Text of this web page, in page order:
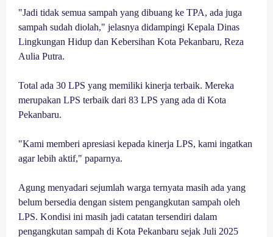
"Jadi tidak semua sampah yang dibuang ke TPA, ada juga
sampah sudah diolah," jelasnya didampingi Kepala Dinas
Lingkungan Hidup dan Kebersihan Kota Pekanbaru, Reza
Aulia Putra.
Total ada 30 LPS yang memiliki kinerja terbaik. Mereka
merupakan LPS terbaik dari 83 LPS yang ada di Kota
Pekanbaru.
"Kami memberi apresiasi kepada kinerja LPS, kami ingatkan
agar lebih aktif," paparnya.
Agung menyadari sejumlah warga ternyata masih ada yang
belum bersedia dengan sistem pengangkutan sampah oleh
LPS. Kondisi ini masih jadi catatan tersendiri dalam
pengangkutan sampah di Kota Pekanbaru sejak Juli 2025